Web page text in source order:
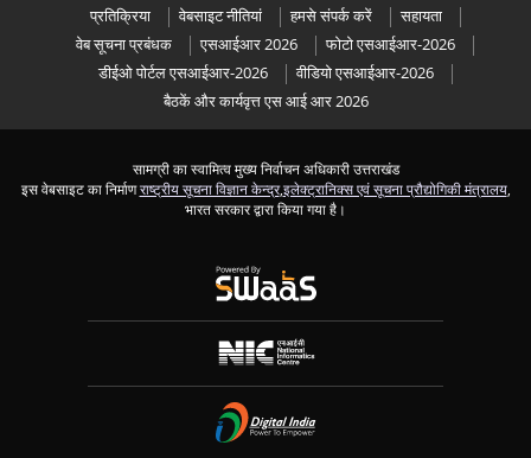
प्रतिक्रिया वेबसाइट नीतियां हमसे संपर्क करें
सहायता
वेब सूचना प्रबंधक
एसआईआर 2026
फोटो एसआईआर-2026
डीईओ पोर्टल एसआईआर-2026
वीडियो एसआईआर-2026
बैठकें और कार्यवृत्त एस आई आर 2026
सामग्री का स्वामित्व मुख्य निर्वाचन अधिकारी उत्तराखंड
इस वेबसाइट का निर्माणराष्ट्रीय सूचना विज्ञान केन्द्र,इलेक्ट्रानिक्स एवं सूचना प्रौद्योगिकी मंत्रालय,
भारत सरकार द्वारा किया गया है।